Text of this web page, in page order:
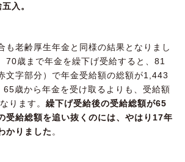
入。
も老齢厚生年金と同様の結果となりまし
70歳まで年金を繰下げ受給すると、81
文字部分）で年金受給額の総額が1,443
歳から年金を受け取るよりも、受給額
ります。 繰下げ受給後の受給総額が65
受給総額を追い抜くのには、やはり17年
かりました 。